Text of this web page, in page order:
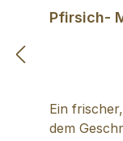
Pfirsich-
Ein
dem